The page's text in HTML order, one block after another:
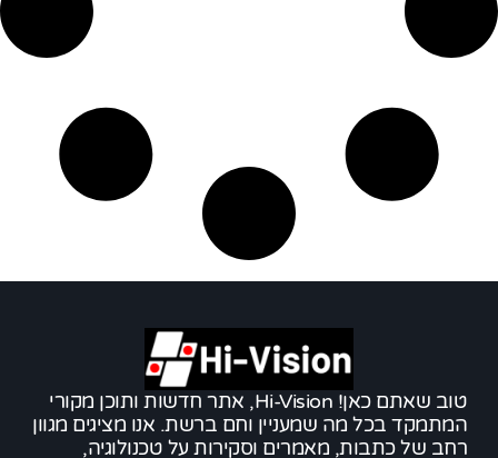
טוב שאתם כאן! Hi-Vision, אתר חדשות ותוכן מקורי
המתמקד בכל מה שמעניין וחם ברשת. אנו מציגים מגוון
רחב של כתבות, מאמרים וסקירות על טכנולוגיה,